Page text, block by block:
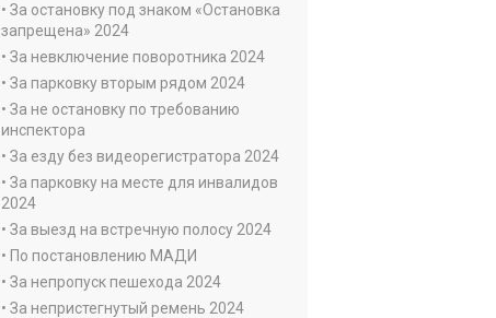
• За остановку под знаком «Остановка
запрещена» 2024
• За невключение поворотника 2024
• За парковку вторым рядом 2024
• За не остановку по требованию
инспектора
• За езду без видеорегистратора 2024
• За парковку на месте для инвалидов
2024
• За выезд на встречную полосу 2024
• По постановлению МАДИ
• За непропуск пешехода 2024
• За непристегнутый ремень 2024